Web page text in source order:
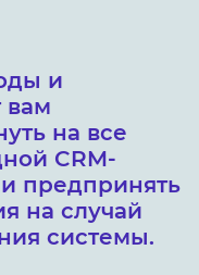
и
вам
на все
CRM-
предпринять
на случай
системы.